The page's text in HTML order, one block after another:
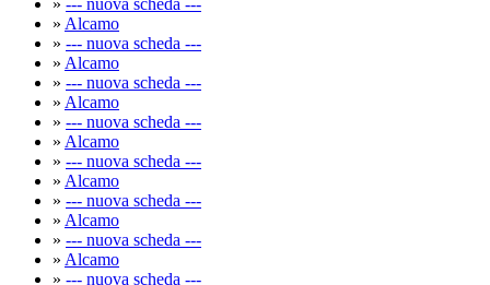
» --- nuova scheda ---
» Alcamo
» --- nuova scheda ---
» Alcamo
» --- nuova scheda ---
» Alcamo
» --- nuova scheda ---
» Alcamo
» --- nuova scheda ---
» Alcamo
» --- nuova scheda ---
» Alcamo
» --- nuova scheda ---
» Alcamo
» --- nuova scheda ---